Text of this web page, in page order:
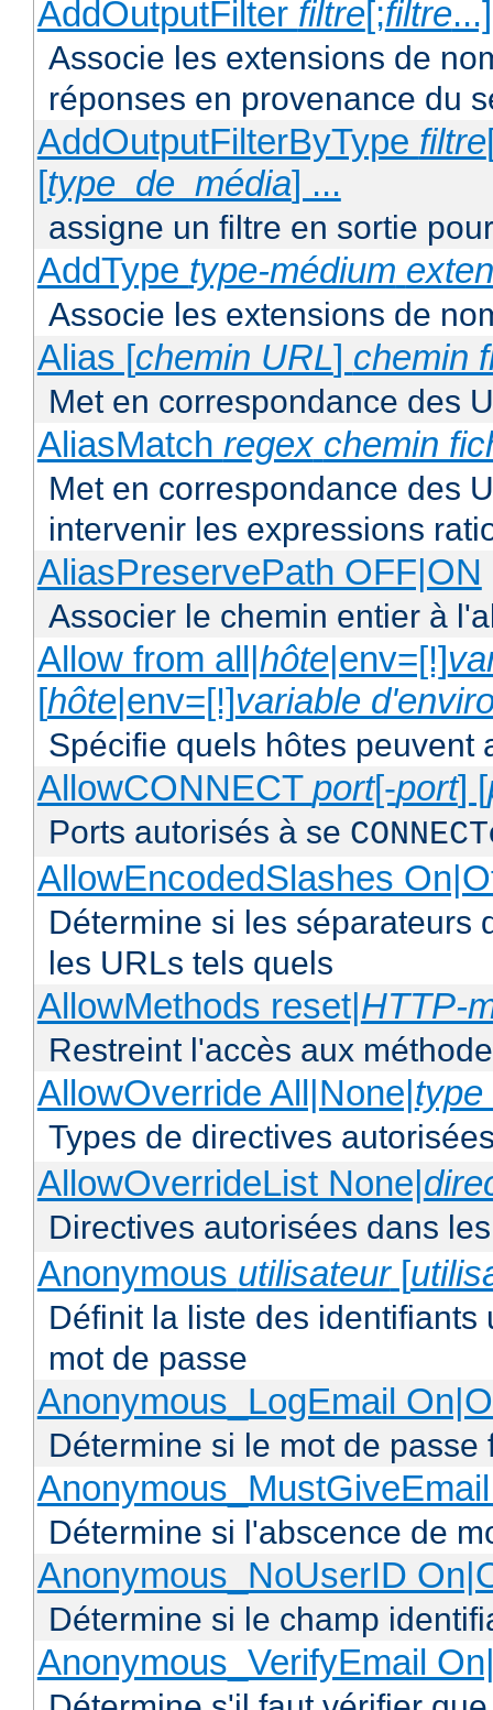
AddOutputFilter filtre[;filtre
Associe les extensions de
réponses en provenance du
AddOutputFilterByType filtre
[type_de_média] ...
assigne un filtre en sortie
AddType type-médium
Associe les extensions de
Alias [chemin URL] chemin
Met en correspondance des
AliasMatch regex chemin
Met en correspondance des
intervenir les expressions
AliasPreservePath OFF|ON
Associer le chemin entier à
Allow from all|hôte|env=[!]
[hôte|env=[!]variable
Spécifie quels hôtes peuvent
AllowCONNECT port[-port] [
Ports autorisés à se CONNECT
AllowEncodedSlashes
Détermine si les séparateurs
les URLs tels quels
AllowMethods reset|HTTP-
Restreint l'accès aux
AllowOverride All|None|type
Types de directives
AllowOverrideList None|
Directives autorisées dans
Anonymous utilisateur[
Définit la liste des
mot de passe
Anonymous_LogEmail
Détermine si le mot de
Détermine si l'abscence de
Anonymous_NoUserID
Détermine si le champ
Anonymous_VerifyEmail